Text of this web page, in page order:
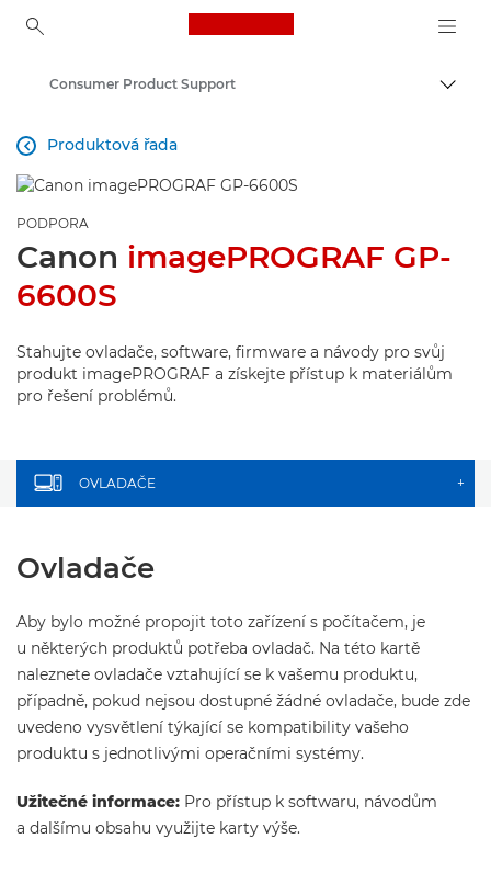
Canon Logo, back to
Consumer Product Support
Produktová řada

PODPORA
Canon imagePROGRAF GP-
6600S
Stahujte ovladače, software, firmware a návody pro svůj
produkt imagePROGRAF a získejte přístup k materiálům
pro řešení problémů.
OVLADAČE +
Ovladače
Aby bylo možné propojit toto zařízení s počítačem, je
u některých produktů potřeba ovladač. Na této kartě
naleznete ovladače vztahující se k vašemu produktu,
případně, pokud nejsou dostupné žádné ovladače, bude zde
uvedeno vysvětlení týkající se kompatibility vašeho
produktu s jednotlivými operačními systémy.
Užitečné informace: Pro přístup k softwaru, návodům
a dalšímu obsahu využijte karty výše.